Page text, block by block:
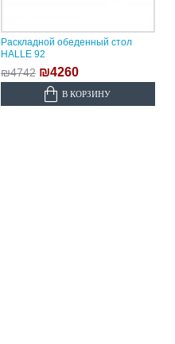
Раскладной обеденный стол
HALLE 92
₪4742 ₪4260
В КОРЗИНУ